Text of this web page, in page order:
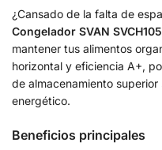
¿Cansado de la falta de
Congelador SVAN
mantener tus alimentos
horizontal y eficiencia A+,
de almacenamiento
energético.
Beneficios principales